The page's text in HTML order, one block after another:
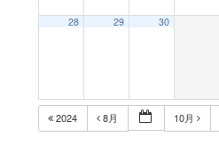
28 29 30
2024 8月 10月